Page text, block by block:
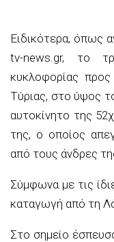
Ειδικότερα, όπως
tv-news.gr, το
κυκλοφορίας
Τύριας, στο ύψος
αυτοκίνητο της
της, ο οποίος
από τους άνδρες
Σύμφωνα με τις
καταγωγή από τη
Στο σημείο